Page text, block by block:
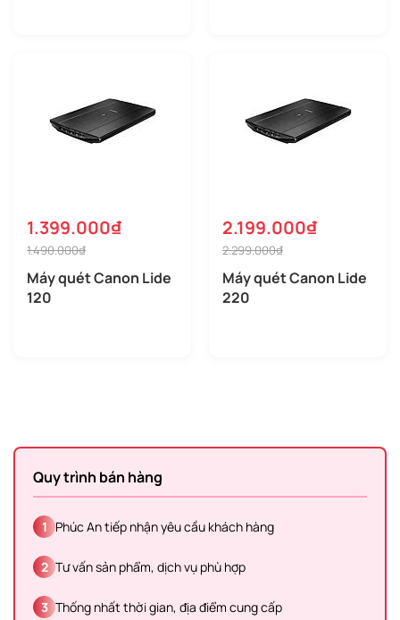
1.399.000₫
1.490.000₫
Máy quét Canon Lide
120
2.199.000₫
2.299.000₫
Máy quét Canon Lide
220
Quy trình bán hàng
1 Phúc An tiếp nhận yêu cầu khách hàng
2 Tư vấn sản phẩm, dịch vụ phù hợp
3 Thống nhất thời gian, địa điểm cung cấp